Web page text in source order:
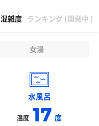
混雑度 ランキング (開発中 )
女湯
水風呂
温度 17度